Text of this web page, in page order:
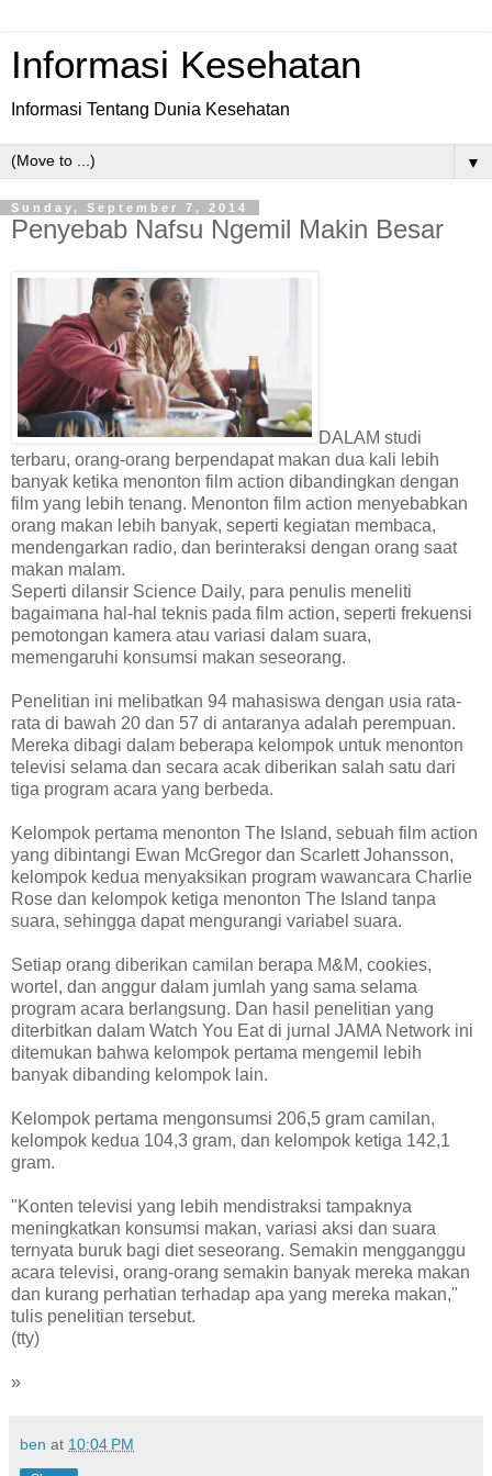
Informasi Kesehatan
Informasi Tentang Dunia Kesehatan
▼
Sunday, September 7, 2014
Penyebab Nafsu Ngemil Makin Besar
DALAM studi
terbaru, orang-orang berpendapat makan dua kali lebih
banyak ketika menonton film action dibandingkan dengan
film yang lebih tenang. Menonton film action menyebabkan
orang makan lebih banyak, seperti kegiatan membaca,
mendengarkan radio, dan berinteraksi dengan orang saat
makan malam.
Seperti dilansir Science Daily, para penulis meneliti
bagaimana hal-hal teknis pada film action, seperti frekuensi
pemotongan kamera atau variasi dalam suara,
memengaruhi konsumsi makan seseorang.
Penelitian ini melibatkan 94 mahasiswa dengan usia rata-
rata di bawah 20 dan 57 di antaranya adalah perempuan.
Mereka dibagi dalam beberapa kelompok untuk menonton
televisi selama dan secara acak diberikan salah satu dari
tiga program acara yang berbeda.
Kelompok pertama menonton The Island, sebuah film action
yang dibintangi Ewan McGregor dan Scarlett Johansson,
kelompok kedua menyaksikan program wawancara Charlie
Rose dan kelompok ketiga menonton The Island tanpa
suara, sehingga dapat mengurangi variabel suara.
Setiap orang diberikan camilan berapa M&M, cookies,
wortel, dan anggur dalam jumlah yang sama selama
program acara berlangsung. Dan hasil penelitian yang
diterbitkan dalam Watch You Eat di jurnal JAMA Network ini
ditemukan bahwa kelompok pertama mengemil lebih
banyak dibanding kelompok lain.
Kelompok pertama mengonsumsi 206,5 gram camilan,
kelompok kedua 104,3 gram, dan kelompok ketiga 142,1
gram.
"Konten televisi yang lebih mendistraksi tampaknya
meningkatkan konsumsi makan, variasi aksi dan suara
ternyata buruk bagi diet seseorang. Semakin mengganggu
acara televisi, orang-orang semakin banyak mereka makan
dan kurang perhatian terhadap apa yang mereka makan,"
tulis penelitian tersebut.
(tty)
»
ben at 10:04 PM